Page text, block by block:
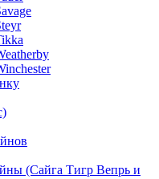
(Сайга Тигр Вепрь и